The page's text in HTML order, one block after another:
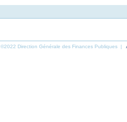
©2022 Direction Générale des Finances Publiques |